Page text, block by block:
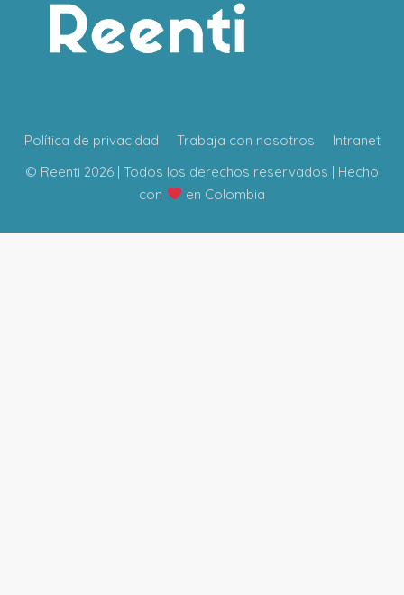
Política de privacidad Trabaja con nosotros
Intranet
© Reenti 2026 | Todos los derechos reservados | Hecho
con
en Colombia